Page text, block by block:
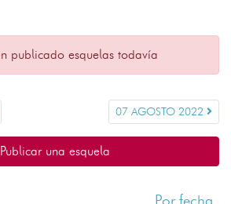
publicado esquelas todavía
07 AGOSTO 2022
Publicar una esquela
Por fecha